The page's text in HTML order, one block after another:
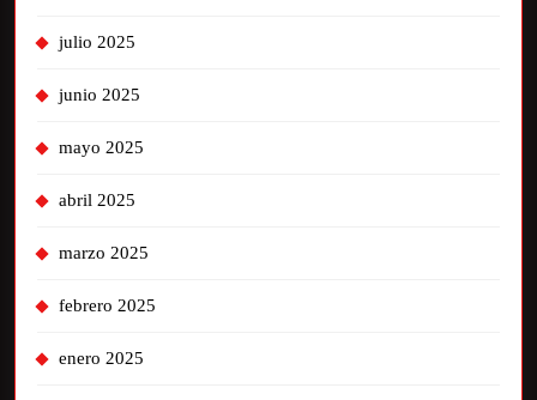
julio 2025
junio 2025
mayo 2025
abril 2025
marzo 2025
febrero 2025
enero 2025